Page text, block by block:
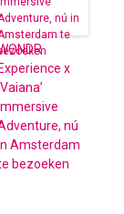
Experience x
Immersive
nú
Amsterdam
bezoeken